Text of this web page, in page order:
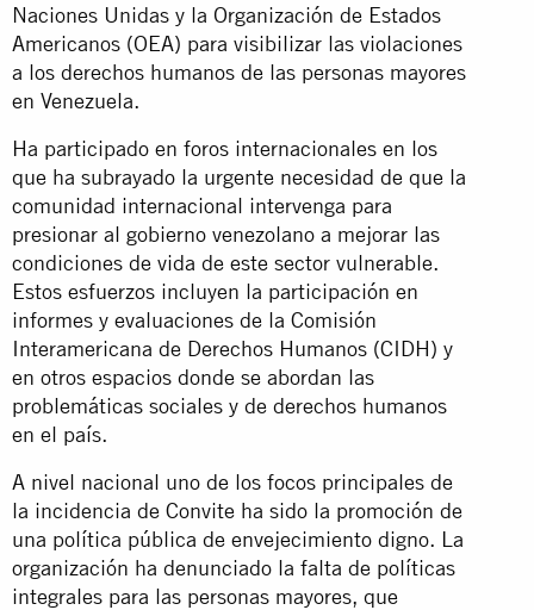
Naciones Unidas y la Organización de Estados
Americanos (OEA) para visibilizar las violaciones
a los derechos humanos de las personas mayores
en Venezuela.
Ha participado en foros internacionales en los
que ha subrayado la urgente necesidad de que la
comunidad internacional intervenga para
presionar al gobierno venezolano a mejorar las
condiciones de vida de este sector vulnerable.
Estos esfuerzos incluyen la participación en
informes y evaluaciones de la Comisión
Interamericana de Derechos Humanos (CIDH) y
en otros espacios donde se abordan las
problemáticas sociales y de derechos humanos
en el país.
A nivel nacional uno de los focos principales de
la incidencia de Convite ha sido la promoción de
una política pública de envejecimiento digno. La
organización ha denunciado la falta de políticas
integrales para las personas mayores, que